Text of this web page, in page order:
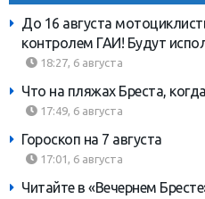
До 16 августа
контролем ГАИ! Будут
18:27, 6 августа
Что на пляжах Бреста,
17:49, 6 августа
Гороскоп на 7 августа
17:01, 6 августа
Читайте в «Вечернем